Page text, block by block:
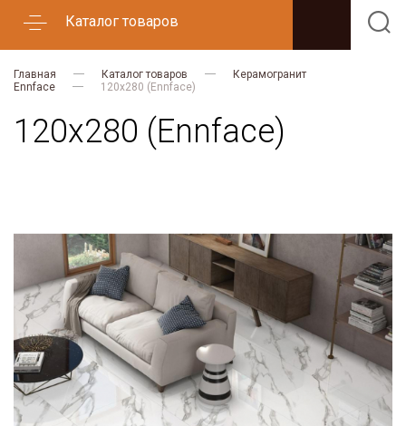
Каталог товаров
Главная Каталог товаров
Керамогранит
Ennface
120х280 (Ennface)
120х280 (Ennface)